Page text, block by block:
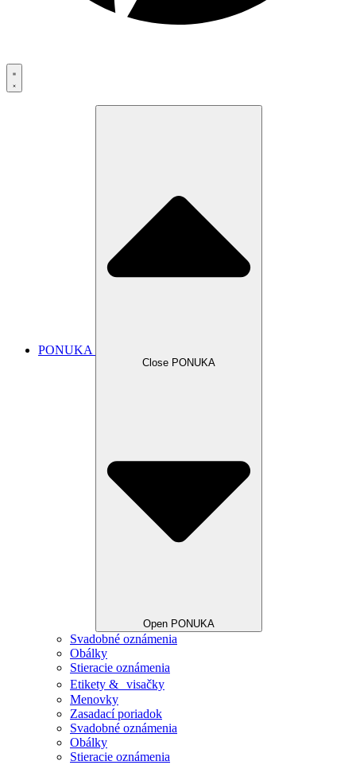
PONUKA
Close PONUKA
Open PONUKA
Svadobné oznámenia
Obálky
Stieracie oznámenia
Etikety & visačky
Menovky
Zasadací poriadok
Svadobné oznámenia
Obálky
Stieracie oznámenia